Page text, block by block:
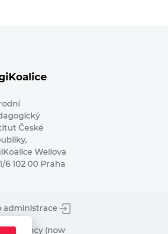
České
Weilova
6 102 00 Praha
administrace
Agency (now